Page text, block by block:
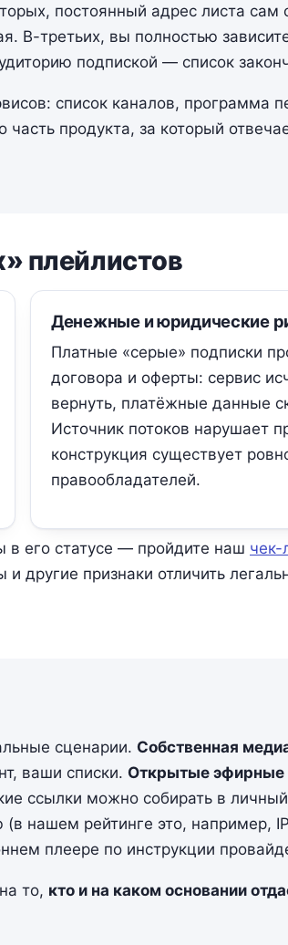
постоянный адрес листа
В-третьих, вы полностью
подпиской — список
список каналов, программа
продукта, за который
плейлистов
Денежные и юридические
Платные «серые» подписки
договора и оферты: сервис
вернуть, платёжные данные
Источник потоков нарушает
конструкция существует
правообладателей.
в его статусе — пройдите наш чек-
признаки отличить
сценарии. Собственная
ваши списки. Открытые эфирные
ссылки можно собирать в личный
нашем рейтинге это, например,
плеере по инструкции
то, кто и на каком основании